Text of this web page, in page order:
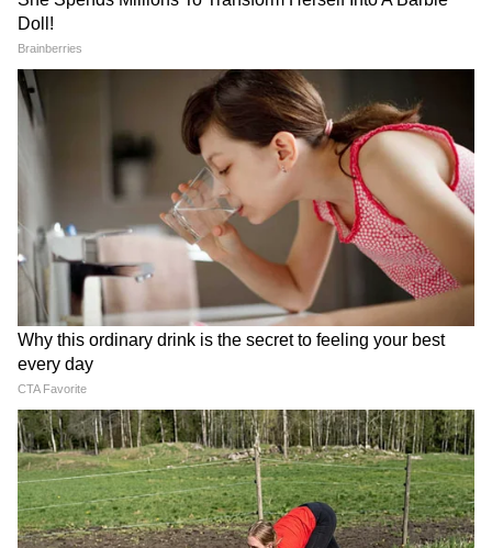
LATEST VIDEOS
Samik Bhattacharya: কাশ্মীর মাঙ্গে
আজাদি স্লোগান তুললে একটাও মার বাইরে
পরবে না, Gen Zকে সতর্ক শমীকের
Chinsurah | বিধায়কের এক ধমকেই কেমন
'মিনমিন' করছে ঠিকাদার, মুহূর্তে বদলে গেল
ছবি!